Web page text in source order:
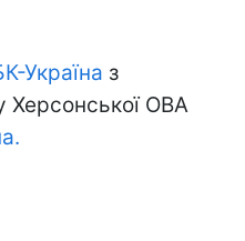
Україна з
Херсонської ОВА